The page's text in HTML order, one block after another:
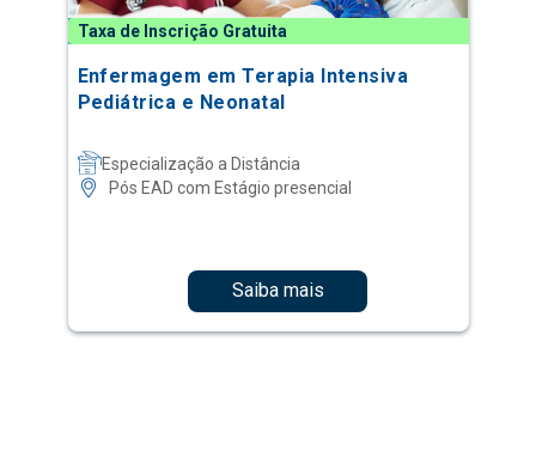
Taxa de Inscrição Gratuita
Enfermagem em Terapia Intensiva
Pediátrica e Neonatal
Especialização a Distância
Pós EAD com Estágio presencial
Saiba mais